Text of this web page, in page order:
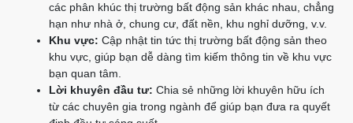
các phân khúc thị trường bất động sản khác nhau, chẳng
hạn như nhà ở, chung cư, đất nền, khu nghỉ dưỡng, v.v.
Khu vực: Cập nhật tin tức thị trường bất động sản theo
khu vực, giúp bạn dễ dàng tìm kiếm thông tin về khu vực
bạn quan tâm.
Lời khuyên đầu tư: Chia sẻ những lời khuyên hữu ích
từ các chuyên gia trong ngành để giúp bạn đưa ra quyết